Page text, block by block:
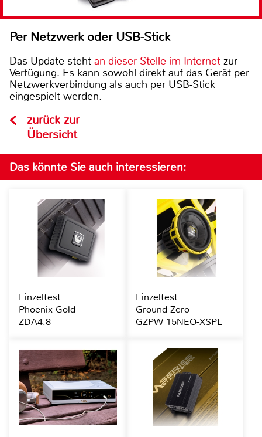
Per Netzwerk oder USB-Stick
Das Update steht an dieser Stelle im Internet zur
Verfügung. Es kann sowohl direkt auf das Gerät per
Netzwerkverbindung als auch per USB-Stick
eingespielt werden.
zurück zur
Übersicht
Das könnte Sie auch interessieren:
Einzeltest
Phoenix Gold
ZDA4.8
Einzeltest
Ground Zero
GZPW 15NEO-XSPL